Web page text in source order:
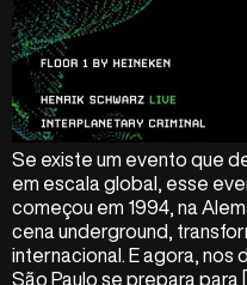
Se existe um evento que
em escala global, esse
começou em 1994, na
cena underground,
internacional. E agora, nos
São Paulo se prepara para